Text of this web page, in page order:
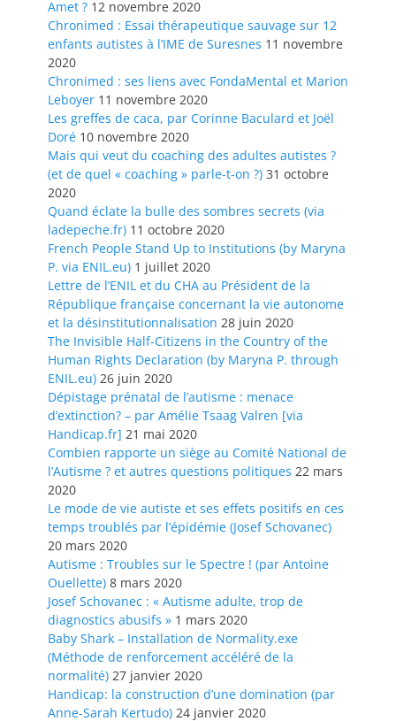
Amet ? 12 novembre 2020
Chronimed : Essai thérapeutique sauvage sur 12
enfants autistes à l’IME de Suresnes 11 novembre
2020
Chronimed : ses liens avec FondaMental et Marion
Leboyer 11 novembre 2020
Les greffes de caca, par Corinne Baculard et Joël
Doré 10 novembre 2020
Mais qui veut du coaching des adultes autistes ?
(et de quel « coaching » parle-t-on ?) 31 octobre
2020
Quand éclate la bulle des sombres secrets (via
ladepeche.fr) 11 octobre 2020
French People Stand Up to Institutions (by Maryna
P. via ENIL.eu) 1 juillet 2020
Lettre de l’ENIL et du CHA au Président de la
République française concernant la vie autonome
et la désinstitutionnalisation 28 juin 2020
The Invisible Half-Citizens in the Country of the
Human Rights Declaration (by Maryna P. through
ENIL.eu) 26 juin 2020
Dépistage prénatal de l’autisme : menace
d’extinction? – par Amélie Tsaag Valren [via
Handicap.fr] 21 mai 2020
Combien rapporte un siège au Comité National de
l’Autisme ? et autres questions politiques 22 mars
2020
Le mode de vie autiste et ses effets positifs en ces
temps troublés par l’épidémie (Josef Schovanec)
20 mars 2020
Autisme : Troubles sur le Spectre ! (par Antoine
Ouellette) 8 mars 2020
Josef Schovanec : « Autisme adulte, trop de
diagnostics abusifs » 1 mars 2020
Baby Shark – Installation de Normality.exe
(Méthode de renforcement accéléré de la
normalité) 27 janvier 2020
Handicap: la construction d’une domination (par
Anne-Sarah Kertudo) 24 janvier 2020